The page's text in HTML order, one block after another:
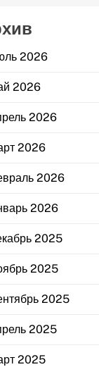
2026
2026
2026
2026
2026
2026
2025
2025
2025
2025
2025